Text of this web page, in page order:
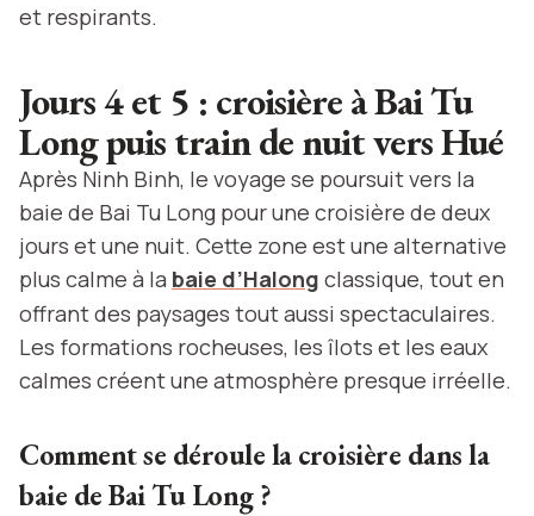
et respirants.
Jours 4 et 5 : croisière à Bai Tu
Long puis train de nuit vers Hué
Après Ninh Binh, le voyage se poursuit vers la
baie de Bai Tu Long pour une croisière de deux
jours et une nuit. Cette zone est une alternative
plus calme à la baie d’Halong classique, tout en
offrant des paysages tout aussi spectaculaires.
Les formations rocheuses, les îlots et les eaux
calmes créent une atmosphère presque irréelle.
Comment se déroule la croisière dans la
baie de Bai Tu Long ?